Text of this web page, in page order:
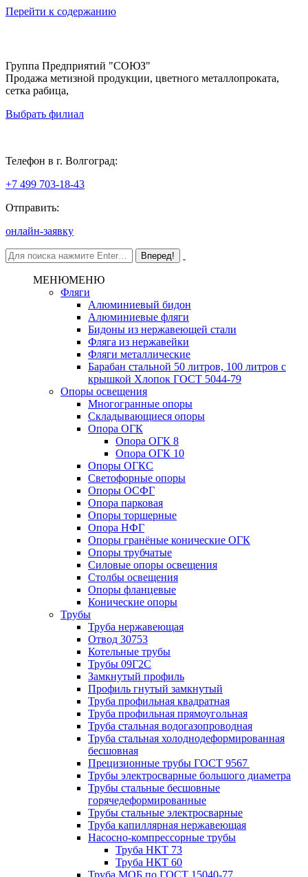
Перейти к содержанию
Группа Предприятий "СОЮЗ"
Продажа метизной продукции, цветного металлопроката,
сетка рабица,
Выбрать филиал
Телефон в г. Волгоград:
+7 499 703-18-43
Отправить:
онлайн-заявку
МЕНЮМЕНЮ
Фляги
Алюминиевый бидон
Алюминиевые фляги
Бидоны из нержавеющей стали
Фляга из нержавейки
Фляги металлические
Барабан стальной 50 литров, 100 литров с
крышкой Хлопок ГОСТ 5044-79
Опоры освещения
Многогранные опоры
Складывающиеся опоры
Опора ОГК
Опора ОГК 8
Опора ОГК 10
Опоры ОГКС
Светофорные опоры
Опоры ОСФГ
Опора парковая
Опоры торшерные
Опора НФГ
Опоры гранёные конические ОГК
Опоры трубчатые
Силовые опоры освещения
Столбы освещения
Опоры фланцевые
Конические опоры
Трубы
Труба нержавеющая
Отвод 30753
Котельные трубы
Трубы 09Г2С
Замкнутый профиль
Профиль гнутый замкнутый
Труба профильная квадратная
Труба профильная прямоугольная
Труба стальная водогазопроводная
Труба стальная холоднодеформированная
бесшовная
Прецизионные трубы ГОСТ 9567
Трубы электросварные большого диаметра
Трубы стальные бесшовные
горячедеформированные
Трубы стальные электросварные
Труба капиллярная нержавеющая
Насосно-компрессорные трубы
Труба НКТ 73
Труба НКТ 60
Труба МОБ по ГОСТ 15040-77